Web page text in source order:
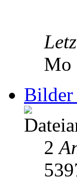
Mo
Bilder
2